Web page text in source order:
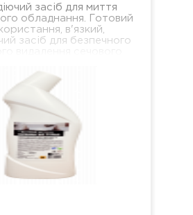
засіб для миття
обладнання. Готовий
в'язкий,
засіб для безпечного
з внутрішніх поверхонь…